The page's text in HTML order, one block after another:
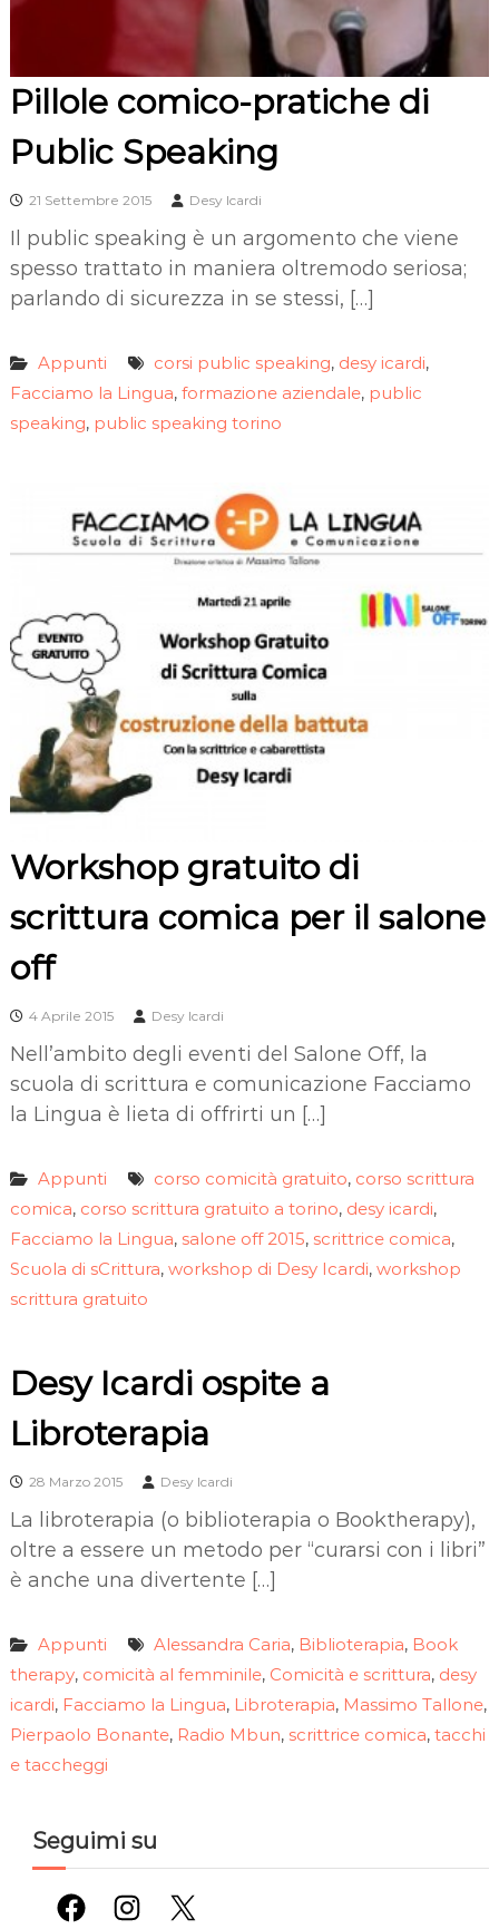
Pillole comico-pratiche di
Public Speaking
21 Settembre 2015 Desy Icardi
Il public speaking è un argomento che viene
spesso trattato in maniera oltremodo seriosa;
parlando di sicurezza in se stessi, […]
Appunti corsi public speaking, desy icardi,
Facciamo la Lingua, formazione aziendale, public
speaking, public speaking torino
Workshop gratuito di
scrittura comica per il salone
off
4 Aprile 2015 Desy Icardi
Nell’ambito degli eventi del Salone Off, la
scuola di scrittura e comunicazione Facciamo
la Lingua è lieta di offrirti un […]
Appunti corso comicità gratuito, corso scrittura
comica, corso scrittura gratuito a torino, desy icardi,
Facciamo la Lingua, salone off 2015, scrittrice comica,
Scuola di sCrittura, workshop di Desy Icardi, workshop
scrittura gratuito
Desy Icardi ospite a
Libroterapia
28 Marzo 2015 Desy Icardi
La libroterapia (o biblioterapia o Booktherapy),
oltre a essere un metodo per “curarsi con i libri”
è anche una divertente […]
Appunti Alessandra Caria, Biblioterapia, Book
therapy, comicità al femminile, Comicità e scrittura, desy
icardi, Facciamo la Lingua, Libroterapia, Massimo Tallone,
Pierpaolo Bonante, Radio Mbun, scrittrice comica, tacchi
e taccheggi
Seguimi su
Facebook Instagram X